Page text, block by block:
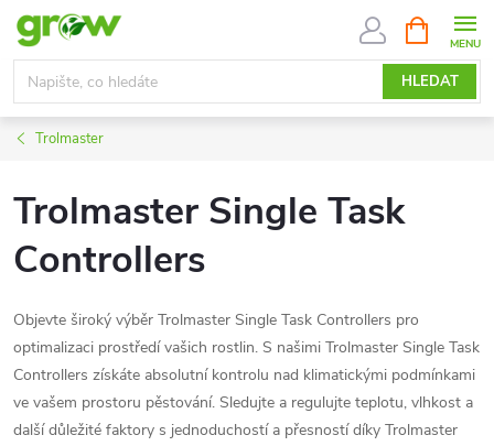
Přejít
obsah
HLEDAT
NÁKUPNÍ
KOŠÍK
Trolmaster
Trolmaster Single Task
Controllers
Objevte široký výběr Trolmaster Single Task Controllers pro
optimalizaci prostředí vašich rostlin. S našimi Trolmaster Single Task
Controllers získáte absolutní kontrolu nad klimatickými podmínkami
ve vašem prostoru pěstování. Sledujte a regulujte teplotu, vlhkost a
další důležité faktory s jednoduchostí a přesností díky Trolmaster